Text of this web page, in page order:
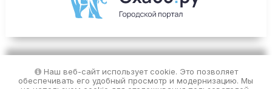
Наш веб-сайт использует cookie. Это позволяет
обеспечивать его удобный просмотр и модернизацию. Мы